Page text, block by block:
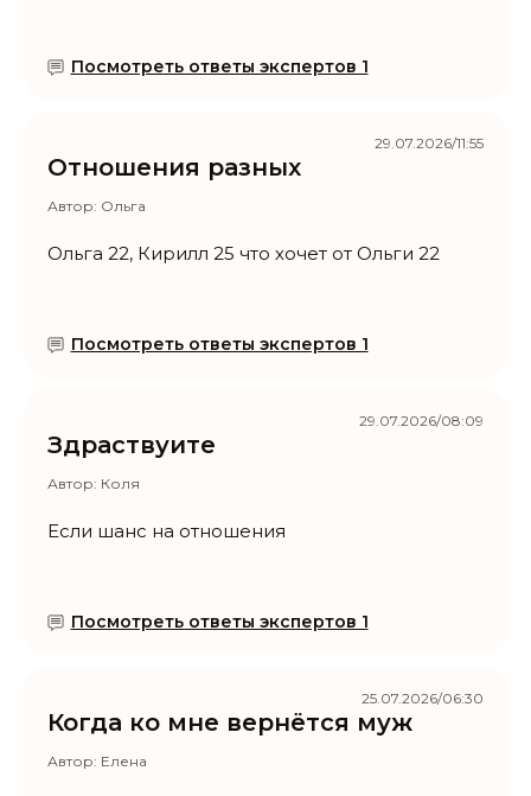
Посмотреть ответы экспертов 1
Отношения разных
Автор: Ольга
Ольга 22, Кирилл 25 что хочет от Ольги 22
Посмотреть ответы экспертов 1
29.07.2026/11:55
Здраствуите
Автор: Коля
Если шанс на отношения
Посмотреть ответы экспертов 1
29.07.2026/08:09
Когда ко мне вернётся муж
Автор: Елена
25.07.2026/06:30